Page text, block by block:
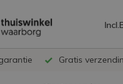
Incl.
Gratis